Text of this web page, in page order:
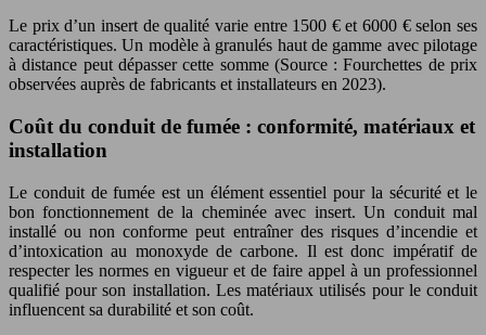
Le prix d’un insert de qualité varie entre 1500 € et 6000 € selon ses
caractéristiques. Un modèle à granulés haut de gamme avec pilotage
à distance peut dépasser cette somme (Source : Fourchettes de prix
observées auprès de fabricants et installateurs en 2023).
Coût du conduit de fumée : conformité, matériaux et
installation
Le conduit de fumée est un élément essentiel pour la sécurité et le
bon fonctionnement de la cheminée avec insert. Un conduit mal
installé ou non conforme peut entraîner des risques d’incendie et
d’intoxication au monoxyde de carbone. Il est donc impératif de
respecter les normes en vigueur et de faire appel à un professionnel
qualifié pour son installation. Les matériaux utilisés pour le conduit
influencent sa durabilité et son coût.